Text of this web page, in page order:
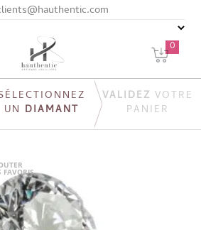
0
UN DIAMANT
VALIDEZ VOTRE
PANIER
FAVORIS